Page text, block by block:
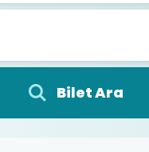
Bilet Ara